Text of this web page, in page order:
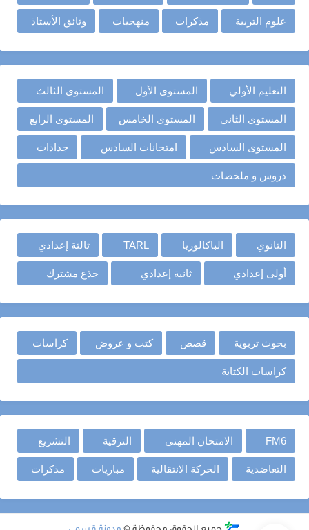
علوم التربية مذكرات منهجيات وثائق الأستاذ
التعليم الأولي المستوى الأول المستوى الثالث
المستوى الثاني المستوى الخامس المستوى الرابع
المستوى السادس امتحانات السادس جذاذات
دروس و ملخصات
الثانوي الباكالوريا TARL ثالثة إعدادي
أولى إعدادي ثانية إعدادي جذع مشترك
بحوث تربوية قصص كتب و عروض كراسات
كراسات الكتابة
FM6 الامتحان المهني الترقية التشريع
التعاضدية الحركة الانتقالية مباريات مذكرات